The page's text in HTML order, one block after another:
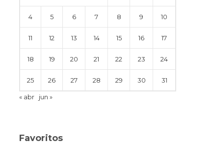
4 5 6 7 8 9 10
11 12 13 14 15 16 17
18 19 20 21 22 23 24
25 26 27 28 29 30 31
« abr jun »
Favoritos